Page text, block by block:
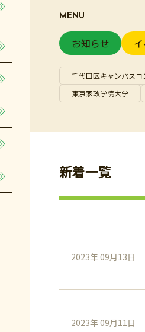
MENU
お知らせ
千代田区キャンパスコ
東京家政学院大学
新着一覧
2023年 09月13日
2023年 09月11日